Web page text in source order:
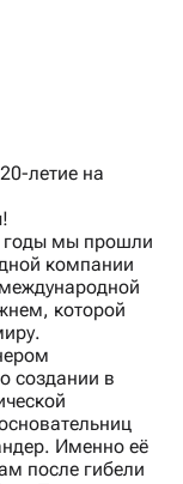
летие на
годы мы прошли
компании
которой
создании в
Именно её
после гибели